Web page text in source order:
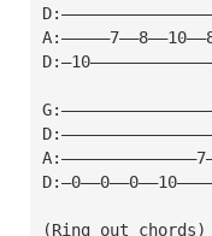
(Ring out chords)